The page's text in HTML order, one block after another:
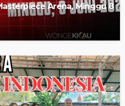
Arena, Minggu 8